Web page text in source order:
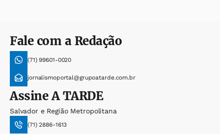
Fale com a Redação
(71) 99601-0020
jornalismoportal@grupoatarde.com.br
AssineA TARDE
Salvador e Região Metropolitana
(71) 2886-1613